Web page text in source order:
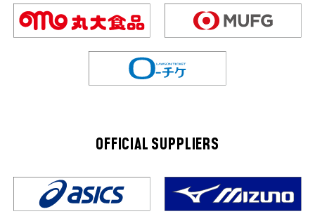
OFFICIAL SUPPLIERS